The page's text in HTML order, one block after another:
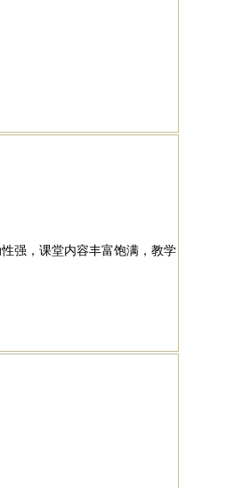
强，课堂内容丰富饱满，教学